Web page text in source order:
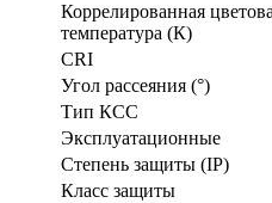
Коррелированная
температура (К)
CRI
Угол рассеяния (°)
Тип КСС
Эксплуатационные
Степень защиты (IP)
Класс защиты